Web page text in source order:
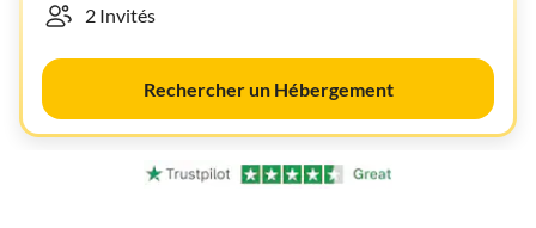
Rechercher un Hébergement